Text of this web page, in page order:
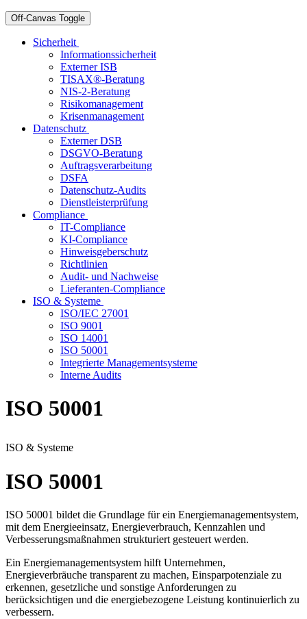
Off-Canvas Toggle
Sicherheit
Informationssicherheit
Externer ISB
TISAX®-Beratung
NIS-2-Beratung
Risikomanagement
Krisenmanagement
Datenschutz
Externer DSB
DSGVO-Beratung
Auftragsverarbeitung
DSFA
Datenschutz-Audits
Dienstleisterprüfung
Compliance
IT-Compliance
KI-Compliance
Hinweisgeberschutz
Richtlinien
Audit- und Nachweise
Lieferanten-Compliance
ISO & Systeme
ISO/IEC 27001
ISO 9001
ISO 14001
ISO 50001
Integrierte Managementsysteme
Interne Audits
ISO 50001
ISO & Systeme
ISO 50001
ISO 50001 bildet die Grundlage für ein Energiemanagementsystem,
mit dem Energieeinsatz, Energieverbrauch, Kennzahlen und
Verbesserungsmaßnahmen strukturiert gesteuert werden.
Ein Energiemanagementsystem hilft Unternehmen,
Energieverbräuche transparent zu machen, Einsparpotenziale zu
erkennen, gesetzliche und sonstige Anforderungen zu
berücksichtigen und die energiebezogene Leistung kontinuierlich zu
verbessern.